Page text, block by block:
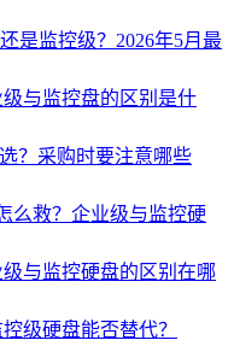
是监控级？2026年5月最
与监控盘的区别是什
？采购时要注意哪些
么救？企业级与监控硬
与监控硬盘的区别在哪
级硬盘能否替代？